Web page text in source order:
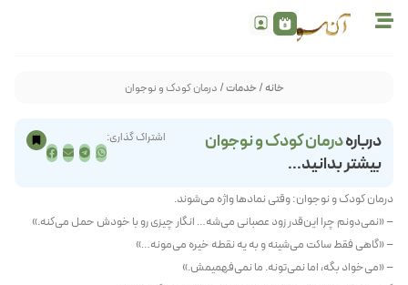
خانه/خدمات/ درمان کودک و نوجوان
دربارهدرمان کودک و نوجوان
بیشتر بدانید...
اشتراک گذاری:
درمان کودک و نوجوان: وقتی نمادها واژه می‌شوند.
– «نمی‌دونم چرا این‌قدر زود عصبانی می‌شه… انگار چیزی رو با خودش حمل می‌کنه.»
– «گاهی فقط ساکت می‌شینه و به یه نقطه خیره می‌مونه…»
– «می‌خواد بگه، اما نمی‌تونه. ما نمی‌فهمیمش.»